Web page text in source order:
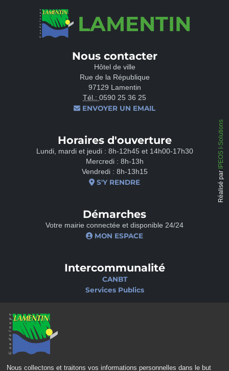
Nous collectons et traitons vos informations personnelles dans le but
LAMENTIN
Nous contacter
Hôtel de ville
Rue de la République
97129 Lamentin
Tél.: 0590 25 36 25
ENVOYER UN EMAIL
Horaires d'ouverture
Lundi, mardi et jeudi : 8h-12h45 et 14h00-17h30
Mercredi : 8h-13h
Vendredi : 8h-13h15
S'Y RENDRE
Démarches
Votre mairie connectée et disponible 24/24
MON ESPACE
Intercommunalité
CANBT
Services Publics
Ciné-Théâtre
Réalisé par
IPEOS I-Solutions